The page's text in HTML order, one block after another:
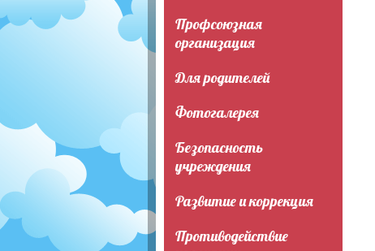
Профсоюзная
организация
Для родителей
Фотогалерея
Безопасность
учреждения
Развитие и коррекция
Противодействие